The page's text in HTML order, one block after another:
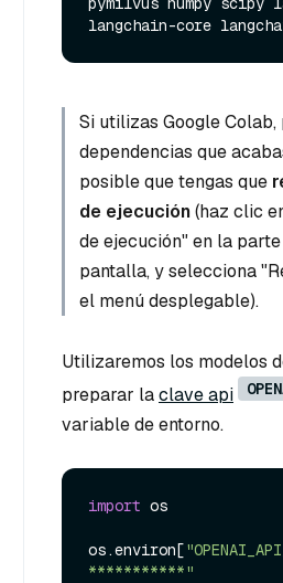
Si utilizas Google
dependencias que
posible que tengas que
de ejecución(haz clic
de ejecución" en la
pantalla, y selecciona
el menú desplegable).
Utilizaremos los modelos
preparar laclave api
variable de entorno.
import os
os.environ[
***********"